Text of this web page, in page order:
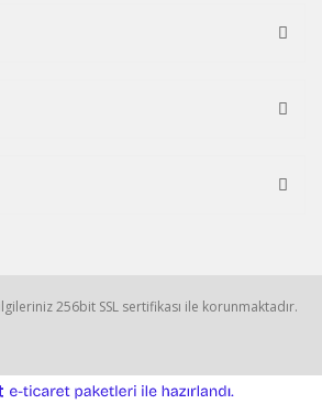
256bit SSL sertifikası ile korunmaktadır.
ideasoft
e-